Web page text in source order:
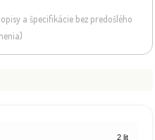
a špecifikácie bez predošlého
2 lit